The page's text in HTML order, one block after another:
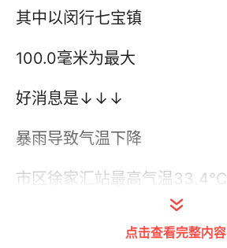
其中以闵行七宝镇
100.0毫米为最大
好消息是↓↓↓
暴雨导致气温下降
市区徐家汇站最高气温33.4℃
点击查看完整内容